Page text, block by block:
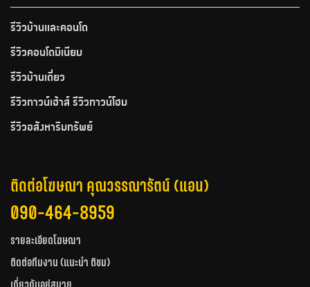
รีวิวบ้านและคอนโด
รีวิวคอนโดมิเนียม
รีวิวบ้านเดี่ยว
รีวิวทาวน์เฮ้าส์ รีวิวทาวน์โฮม
รีวิวอสังหาริมทรัพย์
ติดต่อโฆษณา คุณวรรณารัตน์ (แอน)
090-464-8959
รายละเอียดโฆษณา
ติดต่อทีมงาน (แนะนำ ติชม)